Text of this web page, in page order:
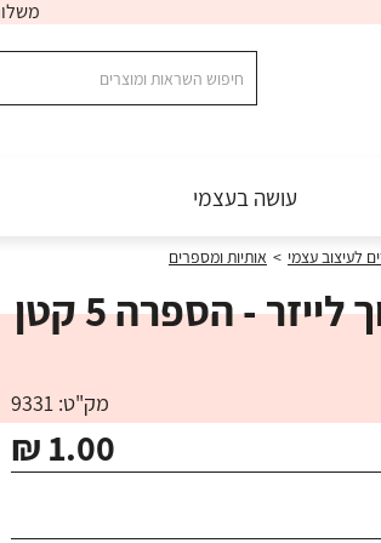
עושה בעצמי
לעיצוב עצמי > אותיות ומספרים
- הספרה 5 קטן
מק"ט: 9331
₪ 1.00